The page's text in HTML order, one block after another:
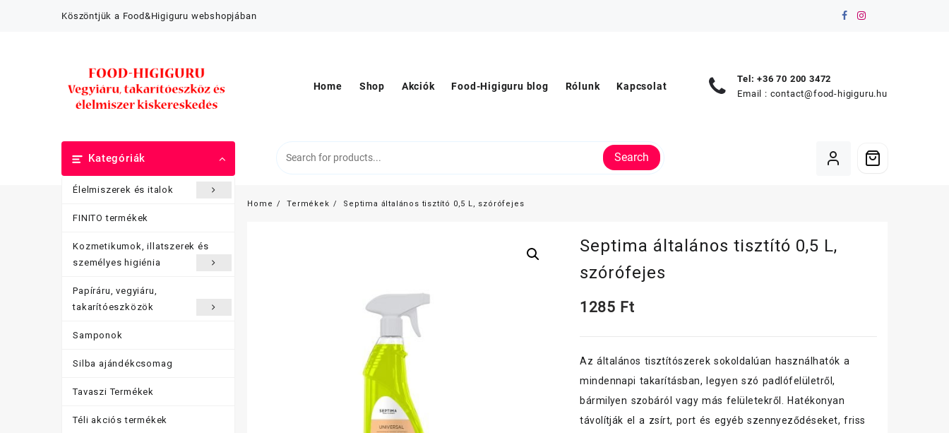
Köszöntjük a Food&Higiguru webshopjában
Home Shop Akciók Food-Higiguru blog Rólunk Kapcsolat
Tel: +36 70 200 3472
Email : contact@food-higiguru.hu
Kategóriák
Élelmiszerek és italok
FINITO termékek
Kozmetikumok, illatszerek és
személyes higiénia
Papíráru, vegyiáru,
takarítóeszközök
Samponok
Silba ajándékcsomag
Tavaszi Termékek
Téli akciós termékek
Search
Home Termékek Septima általános tisztító 0,5 L, szórófejes
Septima általános tisztító 0,5 L,
szórófejes
1285 Ft
Az általános tisztítószerek sokoldalúan használhatók a
mindennapi takarításban, legyen szó padlófelületről,
bármilyen szobáról vagy más felületekről. Hatékonyan
távolítják el a zsírt, port és egyéb szennyeződéseket, friss